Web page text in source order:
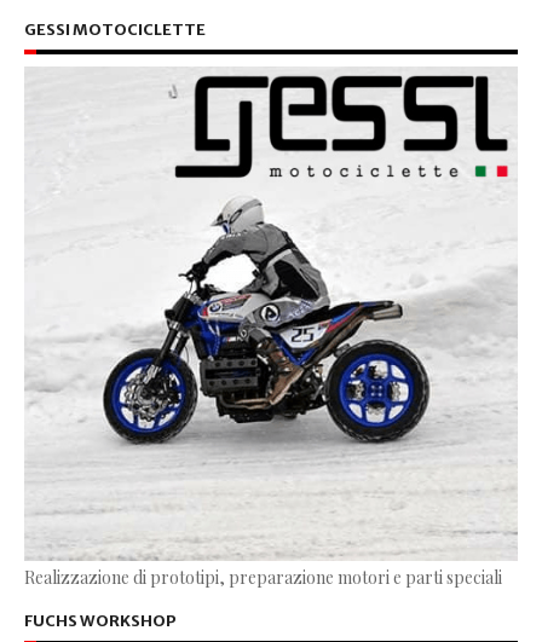
GESSI MOTOCICLETTE
Realizzazione di prototipi, preparazione motori e parti speciali
FUCHS WORKSHOP